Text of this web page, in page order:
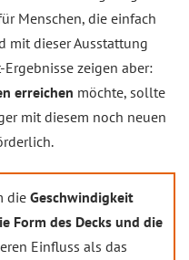
Menschen, die einfach
mit dieser Ausstattung
zeigen aber:
erreichen möchte, sollte
mit diesem noch neuen
die Geschwindigkeit
Form des Decks und die
Einfluss als das